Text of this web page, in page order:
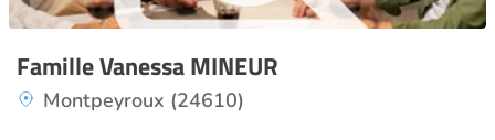
Famille Vanessa MINEUR
Montpeyroux (24610)